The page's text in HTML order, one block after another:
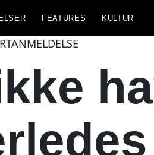
FEATURES KULTUR